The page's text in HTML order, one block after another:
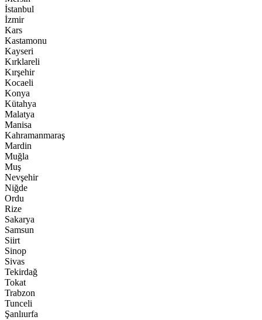
İstanbul
İzmir
Kars
Kastamonu
Kayseri
Kırklareli
Kırşehir
Kocaeli
Konya
Kütahya
Malatya
Manisa
Kahramanmaraş
Mardin
Muğla
Muş
Nevşehir
Niğde
Ordu
Rize
Sakarya
Samsun
Siirt
Sinop
Sivas
Tekirdağ
Tokat
Trabzon
Tunceli
Şanlıurfa